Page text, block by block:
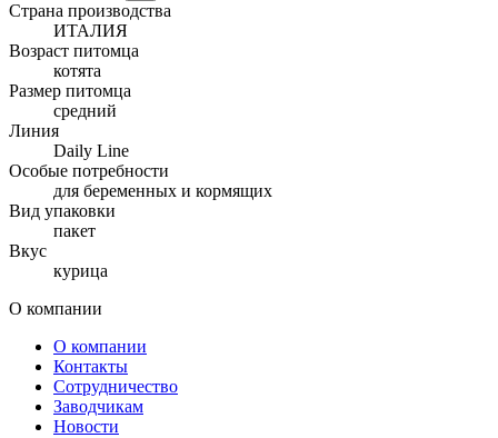
Страна производства
ИТАЛИЯ
Возраст питомца
котята
Размер питомца
средний
Линия
Daily Line
Особые потребности
для беременных и кормящих
Вид упаковки
пакет
Вкус
курица
О компании
О компании
Контакты
Сотрудничество
Заводчикам
Новости